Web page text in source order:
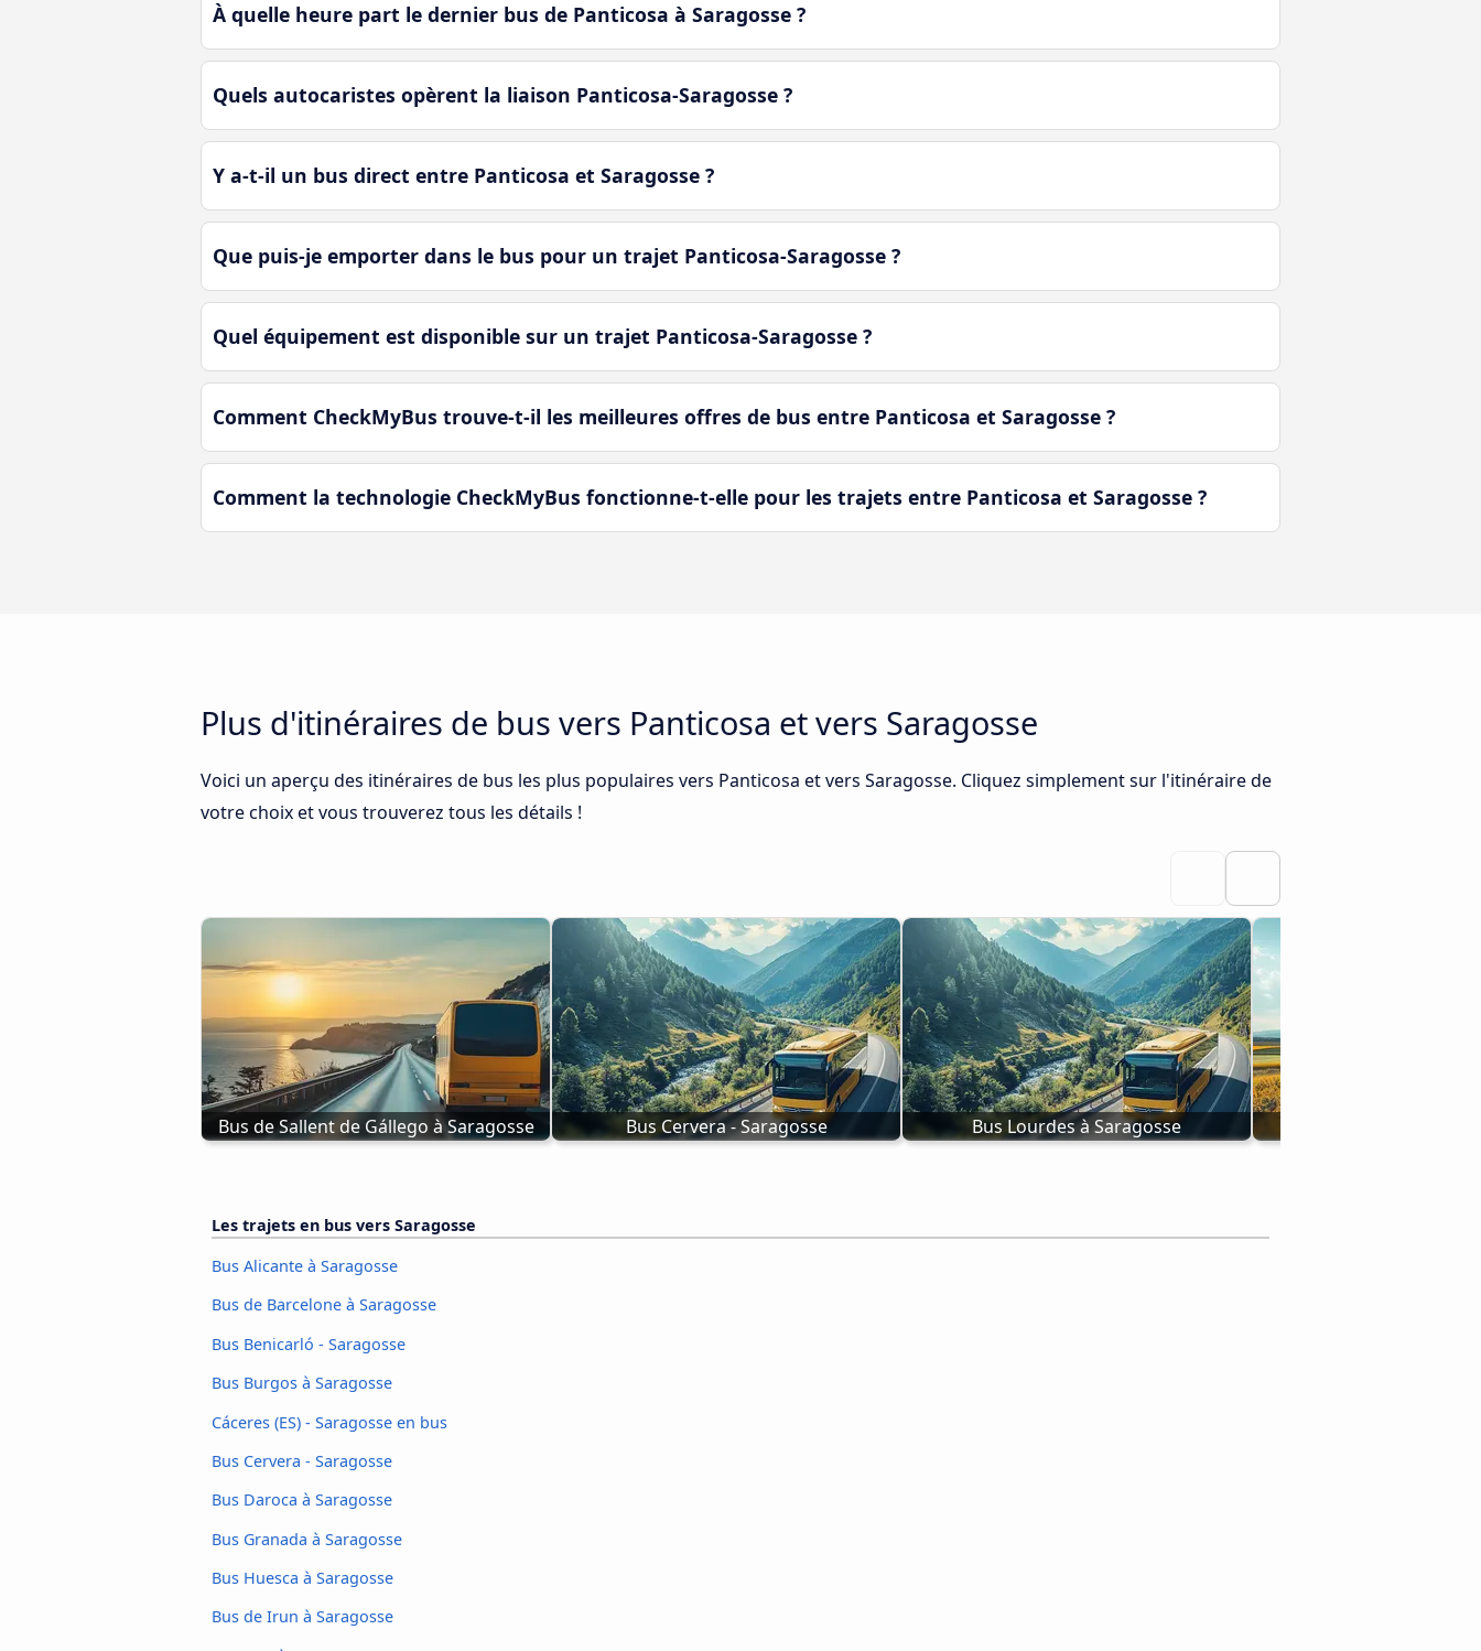
À quelle heure part le dernier bus de Panticosa à Saragosse ?
Quels autocaristes opèrent la liaison Panticosa-Saragosse ?
Y a-t-il un bus direct entre Panticosa et Saragosse ?
Que puis-je emporter dans le bus pour un trajet Panticosa-Saragosse ?
Quel équipement est disponible sur un trajet Panticosa-Saragosse ?
Comment CheckMyBus trouve-t-il les meilleures offres de bus entre Panticosa et Saragosse ?
Comment la technologie CheckMyBus fonctionne-t-elle pour les trajets entre Panticosa et Saragosse ?
Plus d'itinéraires de bus vers Panticosa et vers Saragosse
Voici un aperçu des itinéraires de bus les plus populaires vers Panticosa et vers Saragosse. Cliquez simplement sur l'itinéraire de
votre choix et vous trouverez tous les détails !
Bus de Sallent de Gállego à Saragosse Bus Cervera - Saragosse Bus Lourdes à Saragosse
Les trajets en bus vers Saragosse
Bus Alicante à Saragosse
Bus de Barcelone à Saragosse
Bus Benicarló - Saragosse
Bus Burgos à Saragosse
Cáceres‎ (ES) - Saragosse en bus
Bus Cervera - Saragosse
Bus Daroca à Saragosse
Bus Granada à Saragosse
Bus Huesca à Saragosse
Bus de Irun à Saragosse